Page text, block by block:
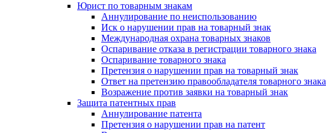
Юрист по товарным знакам
Аннулирование по неиспользованию
Иск о нарушении прав на товарный знак
Международная охрана товарных знаков
Оспаривание отказа в регистрации товарного знака
Оспаривание товарного знака
Претензия о нарушении прав на товарный знак
Ответ на претензию правообладателя товарного знака
Возражение против заявки на товарный знак
Защита патентных прав
Аннулирование патента
Претензия о нарушении прав на патент